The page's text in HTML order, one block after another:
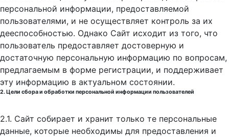
персональной информации, предоставляемой
пользователями, и не осуществляет контроль за их
дееспособностью. Однако Сайт исходит из того, что
пользователь предоставляет достоверную и
достаточную персональную информацию по вопросам,
предлагаемым в форме регистрации, и поддерживает
эту информацию в актуальном состоянии.
2. Цели сбора и обработки персональной информации пользователей
2.1. Сайт собирает и хранит только те персональные
данные, которые необходимы для предоставления и